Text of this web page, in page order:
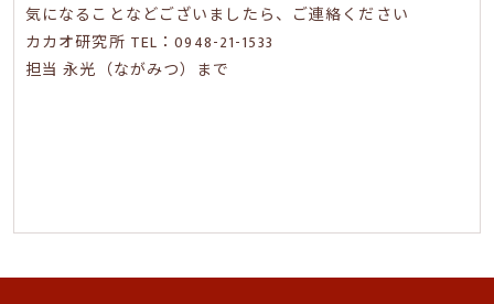
気になることなどございましたら、ご連絡ください
カカオ研究所 TEL：0948-21-1533
担当 永光（ながみつ）まで